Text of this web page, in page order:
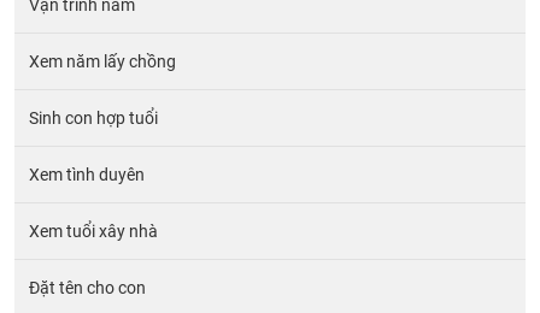
Vận trình năm
Xem năm lấy chồng
Sinh con hợp tuổi
Xem tình duyên
Xem tuổi xây nhà
Đặt tên cho con